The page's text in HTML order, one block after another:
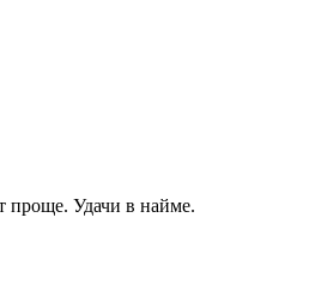
проще. Удачи в найме.